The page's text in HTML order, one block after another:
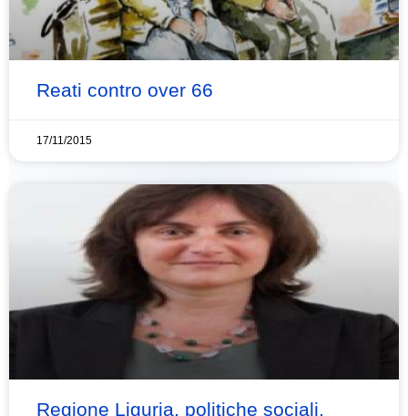
Reati contro over 66
17/11/2015
Regione Liguria, politiche sociali,